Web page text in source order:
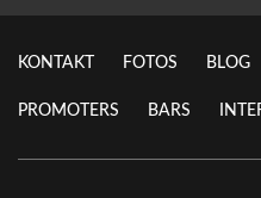
KONTAKT FOTOS BLOG
PROMOTERS BARS